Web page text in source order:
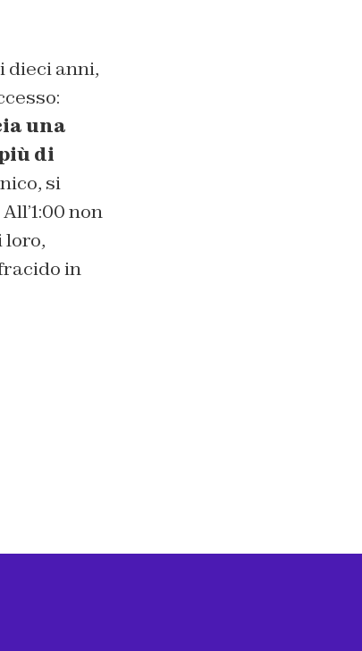
dieci anni,
una
di
si
non
loro,
in